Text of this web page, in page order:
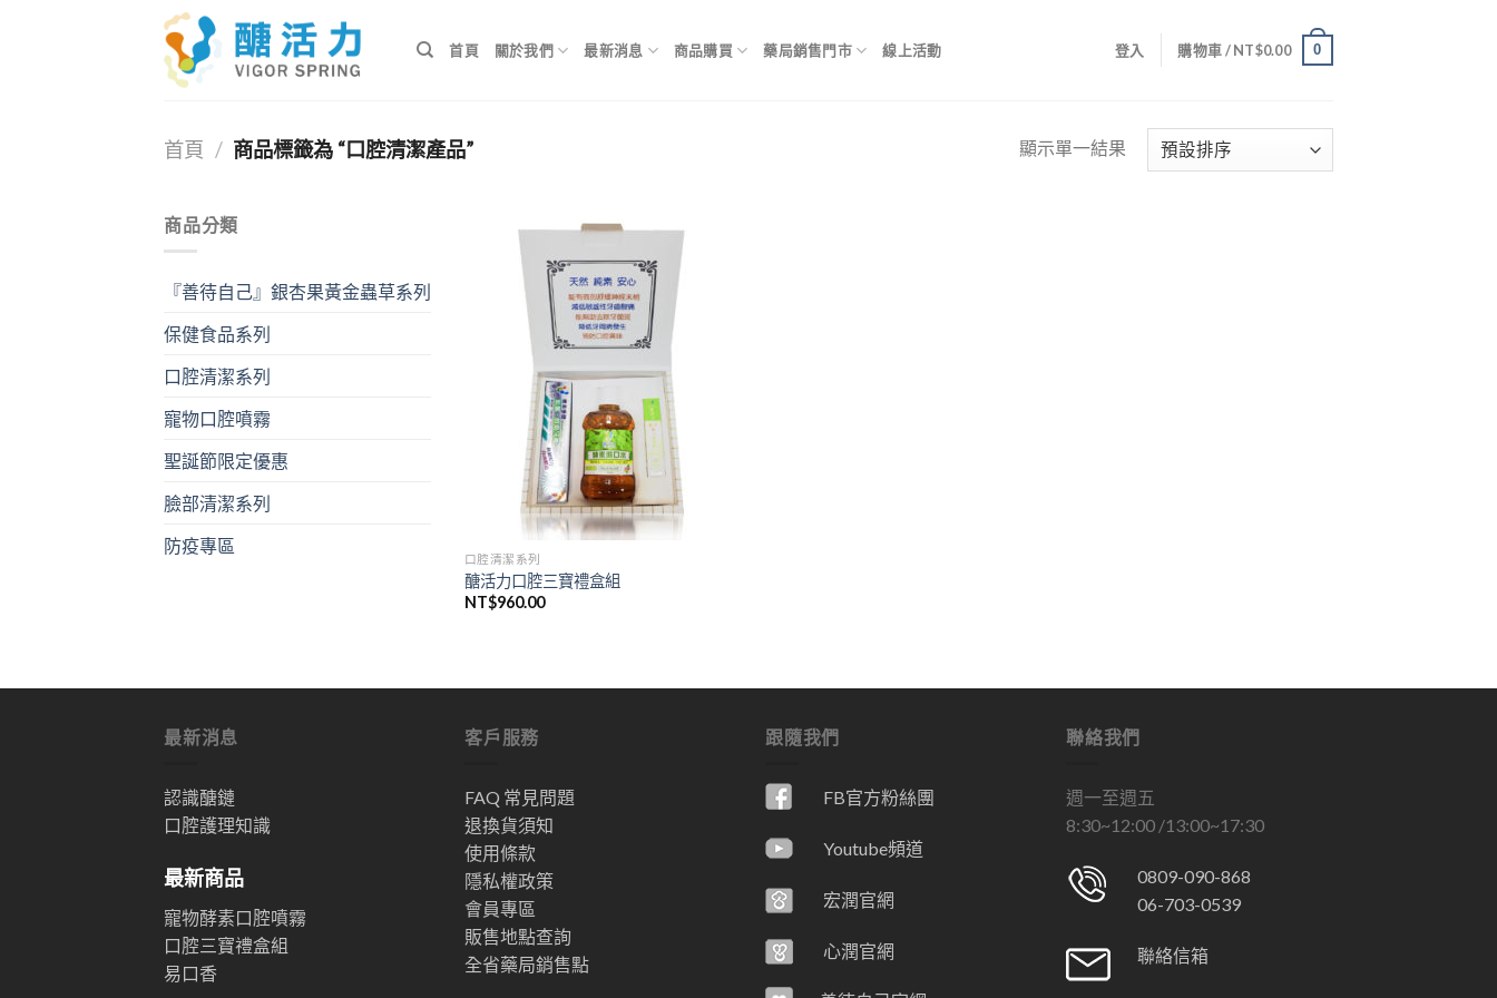
首頁 關於我們 最新消息 商品購買 藥局銷售門市 線上活動 登入 購物車 /NT$0.00 0
首頁 / 商品標籤為 “口腔清潔產品” 顯示單一結果
商品分類
『善待自己』銀杏果黃金蟲草系列
保健食品系列
口腔清潔系列
寵物口腔噴霧
聖誕節限定優惠
臉部清潔系列
防疫專區
口腔清潔系列
醣活力口腔三寶禮盒組
NT$960.00
最新消息
認識醣鏈
口腔護理知識
最新商品
寵物酵素口腔噴霧
口腔三寶禮盒組
易口香
客戶服務
FAQ 常見問題
退換貨須知
使用條款
隱私權政策
會員專區
販售地點查詢
全省藥局銷售點
跟隨我們
FB官方粉絲團
Youtube頻道
宏潤官網
心潤官網
聯絡我們
週一至週五
8:30~12:00 /13:00~17:30
0809-090-868
06-703-0539
聯絡信箱